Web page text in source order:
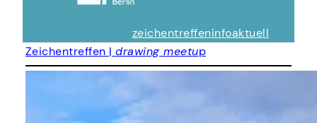
zeichentreffeninfoaktuell
Zeichentreffen |drawing meetup